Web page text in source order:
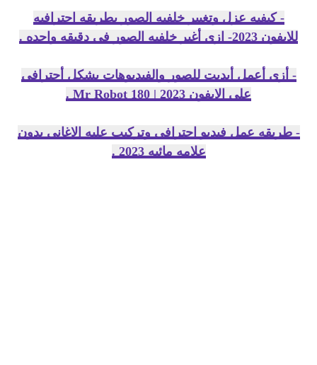
- كيفيه عزل وتغيير خلفيه الصور بطريقه احترافيه
للايفون 2023- ازي أغير خلفيه الصور في دقيقه واحده .
- أزي أعمل أيديت للصور والفيديوهات بشكل أحترافي
علي الايفون 2023 | Mr Robot 180 .
- طريقه عمل فيديو احترافي وتركيب عليه الاغاني بدون
علامه مائيه 2023 .